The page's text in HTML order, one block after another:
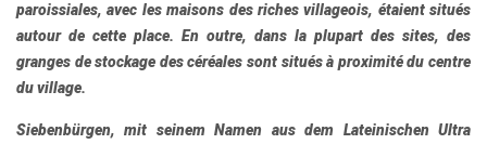
paroissiales, avec les maisons des riches villageois, étaient situés
autour de cette place. En outre, dans la plupart des sites, des
granges de stockage des céréales sont situés à proximité du centre
du village.
Siebenbürgen, mit seinem Namen aus dem Lateinischen Ultra